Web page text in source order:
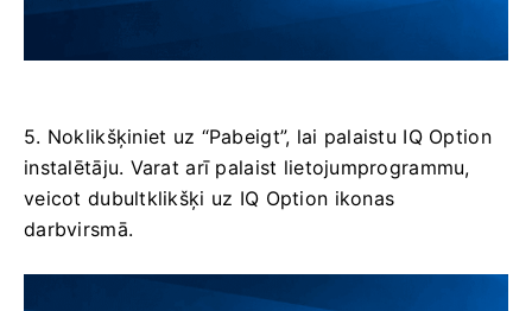
5. Noklikšķiniet uz “Pabeigt”, lai palaistu IQ Option
instalētāju. Varat arī palaist lietojumprogrammu,
veicot dubultklikšķi uz IQ Option ikonas
darbvirsmā.